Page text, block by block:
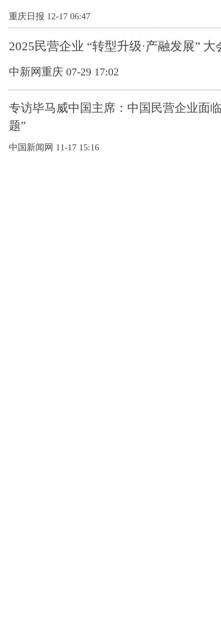
重庆日报 12-17 06:47
2025民营企业 “转型升级·产融发展”
中新网重庆 07-29 17:02
专访毕马威中国主席：中国民营企业面
题”
中国新闻网 11-17 15:16